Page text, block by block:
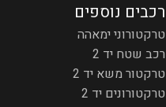
רכבים נוספים
טרקטורוני ימאהה
רכב שטח יד 2
טרקטור משא יד 2
טרקטורונים יד 2